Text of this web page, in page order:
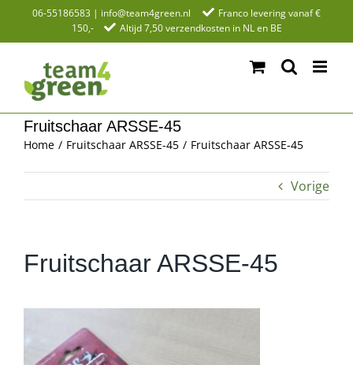
06-55186583 | info@team4green.nl
Franco levering vanaf €
150,-
Altijd 7,50 verzendkosten in NL en BE
Fruitschaar ARSSE-45
Home Fruitschaar ARSSE-45 Fruitschaar ARSSE-45
Vorige
Fruitschaar ARSSE-45